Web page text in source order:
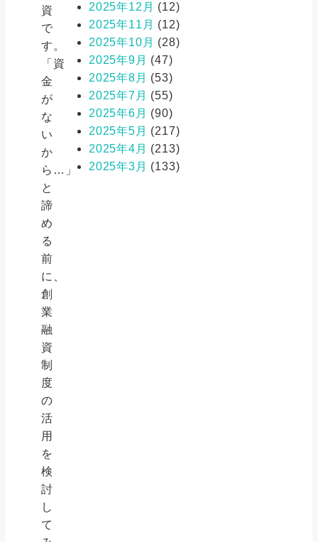
資
で
す。
「資
金
が
な
い
か
ら…」
と
諦
め
る
前
に、
創
業
融
資
制
度
の
活
用
を
検
討
し
て
2025年12月 (12)
2025年11月 (12)
2025年10月 (28)
2025年9月 (47)
2025年8月 (53)
2025年7月 (55)
2025年6月 (90)
2025年5月 (217)
2025年4月 (213)
2025年3月 (133)